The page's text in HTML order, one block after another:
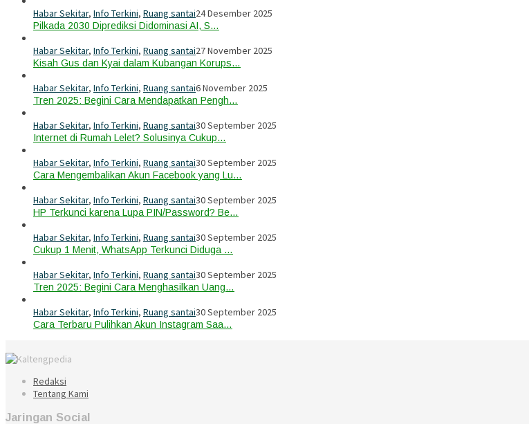
Habar Sekitar, Info Terkini, Ruang santai24 Desember 2025
Pilkada 2030 Diprediksi Didominasi AI, S…
Habar Sekitar, Info Terkini, Ruang santai27 November 2025
Kisah Gus dan Kyai dalam Kubangan Korups…
Habar Sekitar, Info Terkini, Ruang santai6 November 2025
Tren 2025: Begini Cara Mendapatkan Pengh…
Habar Sekitar, Info Terkini, Ruang santai30 September 2025
Internet di Rumah Lelet? Solusinya Cukup…
Habar Sekitar, Info Terkini, Ruang santai30 September 2025
Cara Mengembalikan Akun Facebook yang Lu…
Habar Sekitar, Info Terkini, Ruang santai30 September 2025
HP Terkunci karena Lupa PIN/Password? Be…
Habar Sekitar, Info Terkini, Ruang santai30 September 2025
Cukup 1 Menit, WhatsApp Terkunci Diduga …
Habar Sekitar, Info Terkini, Ruang santai30 September 2025
Tren 2025: Begini Cara Menghasilkan Uang…
Habar Sekitar, Info Terkini, Ruang santai30 September 2025
Cara Terbaru Pulihkan Akun Instagram Saa…
Redaksi
Tentang Kami
Jaringan Social